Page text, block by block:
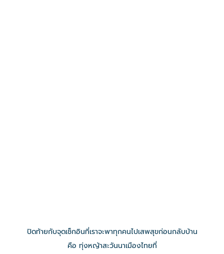
ปิดท้ายกับจุดเช็กอินที่เราจะพาทุกคนไปเสพสุขก่อนกลับบ้าน
คือ ทุ่งหญ้าสะวันนาเมืองไทยที่